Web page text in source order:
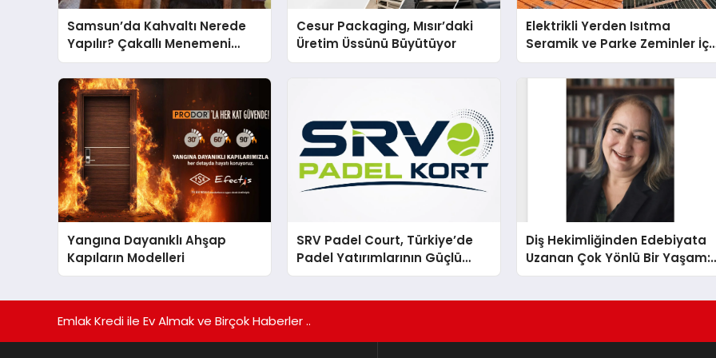
Samsun’da Kahvaltı Nerede
Yapılır? Çakallı Menemeni
Önerileri
Cesur Packaging, Mısır’daki
Üretim Üssünü Büyütüyor
Elektrikli Yerden Isıtma
Seramik ve Parke Zeminler
En Verimli Çözümler
Yangına Dayanıklı Ahşap
Kapıların Modelleri
SRV Padel Court, Türkiye’de
Padel Yatırımlarının Güçlü
Markası Olmayı Sürdürüyor
Diş Hekimliğinden Edebiyata
Uzanan Çok Yönlü Bir Yaşam:
Yeşim Şahin Yaman
Emlak Kredi ile Ev Almak ve Birçok Haberler ..